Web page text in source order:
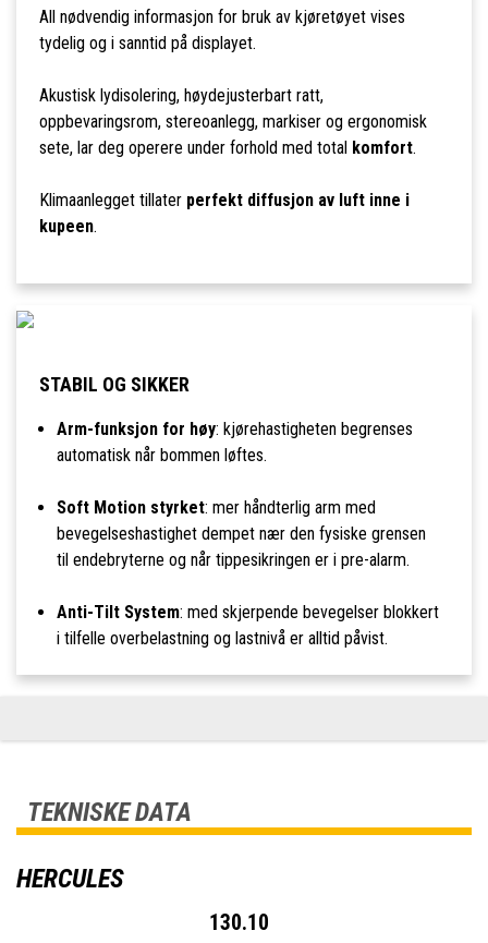
All nødvendig informasjon for bruk av kjøretøyet vises
tydelig og i sanntid på displayet.
Akustisk lydisolering, høydejusterbart ratt,
oppbevaringsrom, stereoanlegg, markiser og ergonomisk
sete, lar deg operere under forhold med total komfort.
Klimaanlegget tillater perfekt diffusjon av luft inne i
kupeen.
STABIL OG SIKKER
Arm-funksjon for høy: kjørehastigheten begrenses
automatisk når bommen løftes.
Soft Motion styrket: mer håndterlig arm med
bevegelseshastighet dempet nær den fysiske grensen
til endebryterne og når tippesikringen er i pre-alarm.
Anti-Tilt System: med skjerpende bevegelser blokkert
i tilfelle overbelastning og lastnivå er alltid påvist.
TEKNISKE DATA
HERCULES
130.10